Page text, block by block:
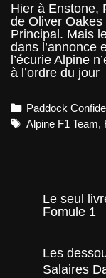
Hier à Enstone,
de Oliver
Principal. Mais
dans l’annonce
l’écurie Alpine
à l’ordre du
Categories
Paddock
Tags
Alpine F1 Team,
Le seul
Fomule 1
Les
Salaires